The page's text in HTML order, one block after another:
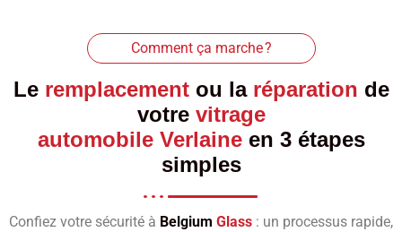
Comment ça marche ?
Le remplacementou la réparation de
votre vitrage
automobile Verlaineen 3 étapes
simples
Confiez votre sécurité à Belgium Glass : un processus rapide,